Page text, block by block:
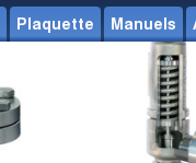
Plaquette Manuels